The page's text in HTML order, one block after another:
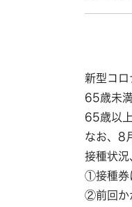
新型コロ
65歳未
65歳以
なお、8
接種状況
①接種券
②前回か